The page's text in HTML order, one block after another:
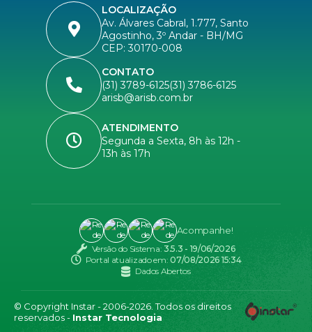
LOCALIZAÇÃO
Av. Álvares Cabral, 1.777, Santo
Agostinho, 3º Andar - BH/MG
CEP: 30170-008
CONTATO
(31) 3789-6125(31) 3786-6125
arisb@arisb.com.br
ATENDIMENTO
Segunda a Sexta, 8h às 12h -
13h às 17h
Versão do Sistema: 3.5.3 - 19/06/2026
Portal atualizado em:07/08/2026 15:34
Dados Abertos
Acompanhe!
© Copyright Instar - 2006-2026. Todos os direitos
reservados - Instar Tecnologia